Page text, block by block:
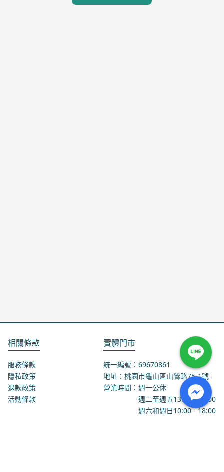
相關條款
服務條款
隱私政策
退款政策
活動條款
實體門市
統一編號：69670861
地址：桃園市龜山區山鶯路75-1號
營業時間：週一公休
週二至週五13:00 - 18:00
週六和週日10:00 - 18:00